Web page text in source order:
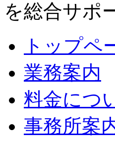
を総合サポ
トップペ
業務案内
料金につ
事務所案